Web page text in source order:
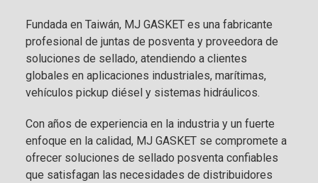
Fundada en Taiwán, MJ GASKET es una fabricante
profesional de juntas de posventa y proveedora de
soluciones de sellado, atendiendo a clientes
globales en aplicaciones industriales, marítimas,
vehículos pickup diésel y sistemas hidráulicos.
Con años de experiencia en la industria y un fuerte
enfoque en la calidad, MJ GASKET se compromete a
ofrecer soluciones de sellado posventa confiables
que satisfagan las necesidades de distribuidores